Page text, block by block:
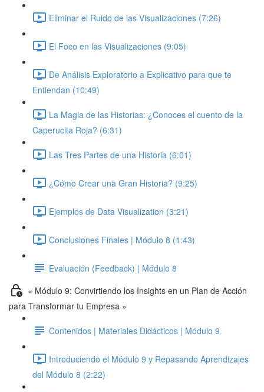
Eliminar el Ruido de las Visualizaciones (7:26)
El Foco en las Visualizaciones (9:05)
De Análisis Exploratorio a Explicativo para que te
Entiendan (10:49)
La Magia de las Historias: ¿Conoces el cuento de la
Caperucita Roja? (6:31)
Las Tres Partes de una Historia (6:01)
¿Cómo Crear una Gran Historia? (9:25)
Ejemplos de Data Visualization (3:21)
Conclusiones Finales | Módulo 8 (1:43)
Evaluación (Feedback) | Módulo 8
« Módulo 9: Convirtiendo los Insights en un Plan de Acción
para Transformar tu Empresa »
Contenidos | Materiales Didácticos | Módulo 9
Introduciendo el Módulo 9 y Repasando Aprendizajes
del Módulo 8 (2:22)